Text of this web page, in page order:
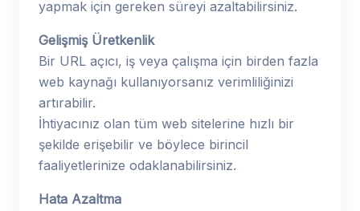
yapmak için gereken süreyi azaltabilirsiniz.
Gelişmiş Üretkenlik
Bir URL açıcı, iş veya çalışma için birden fazla
web kaynağı kullanıyorsanız verimliliğinizi
artırabilir.
İhtiyacınız olan tüm web sitelerine hızlı bir
şekilde erişebilir ve böylece birincil
faaliyetlerinize odaklanabilirsiniz.
Hata Azaltma